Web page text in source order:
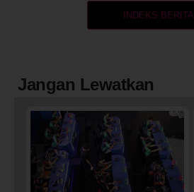
INDEKS BERITA
Jangan Lewatkan